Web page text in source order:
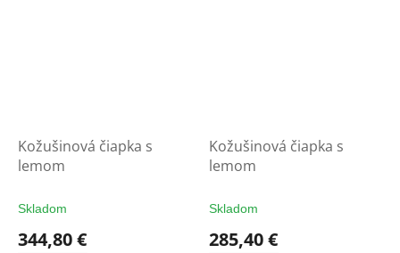
Kožušinová čiapka s
lemom
Skladom
344,80 €
Kožušinová čiapka s
lemom
Skladom
285,40 €